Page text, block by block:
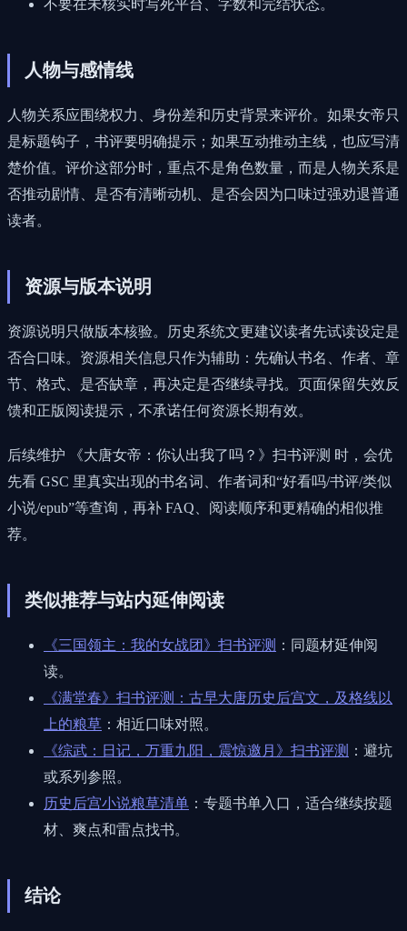
不要在未核实时写死平台、字数和完结状态。
人物与感情线
人物关系应围绕权力、身份差和历史背景来评价。如果女帝只
是标题钩子，书评要明确提示；如果互动推动主线，也应写清
楚价值。评价这部分时，重点不是角色数量，而是人物关系是
否推动剧情、是否有清晰动机、是否会因为口味过强劝退普通
读者。
资源与版本说明
资源说明只做版本核验。历史系统文更建议读者先试读设定是
否合口味。资源相关信息只作为辅助：先确认书名、作者、章
节、格式、是否缺章，再决定是否继续寻找。页面保留失效反
馈和正版阅读提示，不承诺任何资源长期有效。
后续维护 《大唐女帝：你认出我了吗？》扫书评测 时，会优
先看 GSC 里真实出现的书名词、作者词和“好看吗/书评/类似
小说/epub”等查询，再补 FAQ、阅读顺序和更精确的相似推
荐。
类似推荐与站内延伸阅读
《三国领主：我的女战团》扫书评测 ：同题材延伸阅
读。
《满堂春》扫书评测：古早大唐历史后宫文，及格线以
上的粮草 ：相近口味对照。
《综武：日记，万重九阳，震惊邀月》扫书评测 ：避坑
或系列参照。
历史后宫小说粮草清单 ：专题书单入口，适合继续按题
材、爽点和雷点找书。
结论